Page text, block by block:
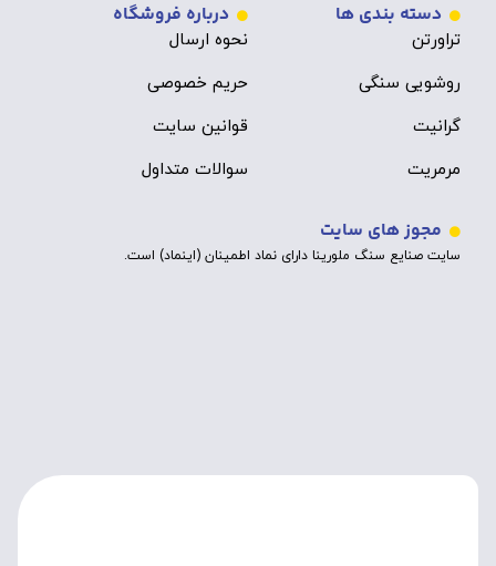
دسته بندی ها
تراورتن
روشویی سنگی
گرانیت
مرمریت
درباره فروشگاه
نحوه ارسال
حریم خصوصی
قوانین سایت
سوالات متداول
مجوز های سایت
سایت صنایع سنگ ملورینا دارای نماد اطمینان (اینماد) است.